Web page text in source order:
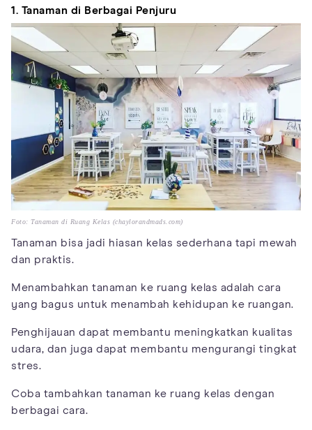
1. Tanaman di Berbagai Penjuru
Foto: Tanaman di Ruang Kelas (chaylorandmads.com)
Tanaman bisa jadi hiasan kelas sederhana tapi mewah
dan praktis.
Menambahkan tanaman ke ruang kelas adalah cara
yang bagus untuk menambah kehidupan ke ruangan.
Penghijauan dapat membantu meningkatkan kualitas
udara, dan juga dapat membantu mengurangi tingkat
stres.
Coba tambahkan tanaman ke ruang kelas dengan
berbagai cara.